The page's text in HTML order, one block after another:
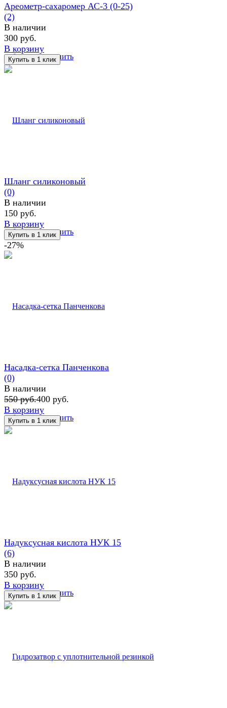
избранное сравнить
Ареометр-сахаромер АС-3 (0-25)
(2)
В наличии
300 руб.
В корзину
избранное сравнить
Шланг силиконовый
(0)
В наличии
150 руб.
В корзину
-27%
избранное сравнить
Насадка-сетка Панченкова
(0)
В наличии
550 руб.400 руб.
В корзину
избранное сравнить
Надуксусная кислота НУК 15
(6)
В наличии
350 руб.
В корзину